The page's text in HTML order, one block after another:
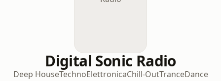
Digital Sonic Radio
Deep HouseTechnoElettronicaChill-OutTranceDance